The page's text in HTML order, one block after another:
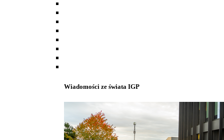
Wiadomości ze świata IGP